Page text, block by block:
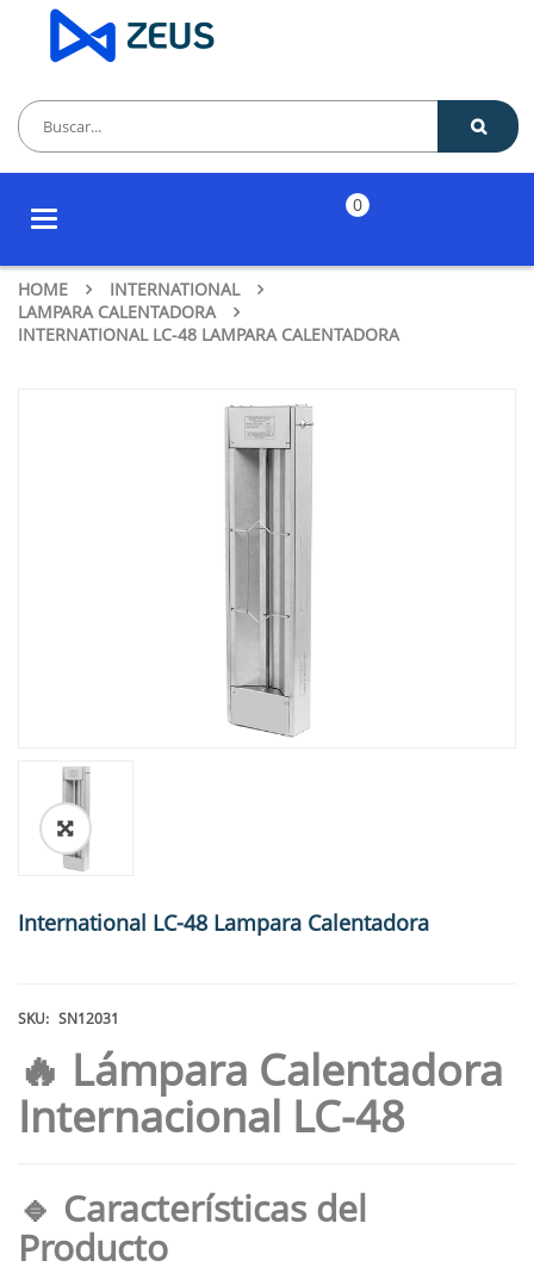
Toggle
0
HOME
INTERNATIONAL
LAMPARA CALENTADORA
INTERNATIONAL LC-48 LAMPARA CALENTADORA
🔍
International LC-48 Lampara Calentadora
SKU: SN12031
🔥 Lámpara Calentadora
Internacional LC-48
🔹 Características del
Producto